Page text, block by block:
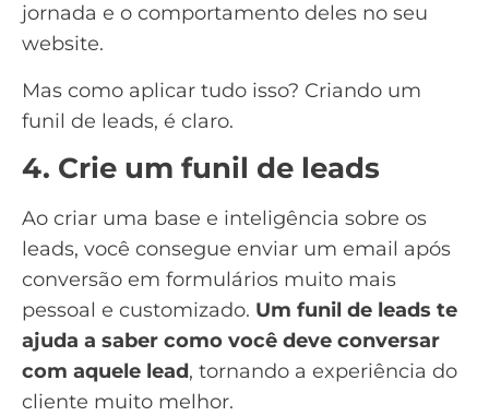
jornada e o comportamento deles no seu
website.
Mas como aplicar tudo isso? Criando um
funil de leads, é claro.
4. Crie um funil de leads
Ao criar uma base e inteligência sobre os
leads, você consegue enviar um email após
conversão em formulários muito mais
pessoal e customizado. Um funil de leads te
ajuda a saber como você deve conversar
com aquele lead, tornando a experiência do
cliente muito melhor.